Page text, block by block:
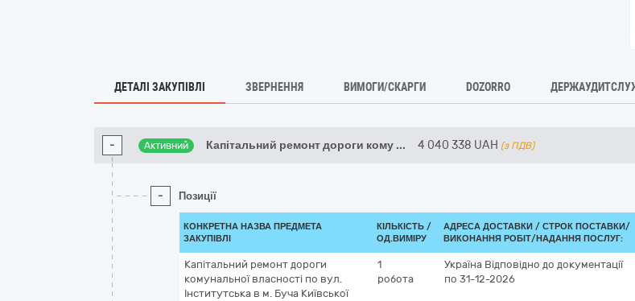
ДЕТАЛІ ЗАКУПІВЛІ ЗВЕРНЕННЯ ВИМОГИ/СКАРГИ DOZORRO
- Активний Капітальний ремонт дороги кому ... 4 040 338 UAH (з ПДВ)
- Позиції
КОНКРЕТНА НАЗВА ПРЕДМЕТА
ЗАКУПІВЛІ
КІЛЬКІСТЬ /
ОД.ВИМІРУ
АДРЕСА ДОСТАВКИ / СТРОК ПОСТАВКИ/
ВИКОНАННЯ РОБІТ/НАДАННЯ ПОСЛУГ:
Капітальний ремонт дороги
комунальної власності по вул.
Інститутська в м. Буча Київської
1
робота
Україна Відповідно до документації
по 31-12-2026